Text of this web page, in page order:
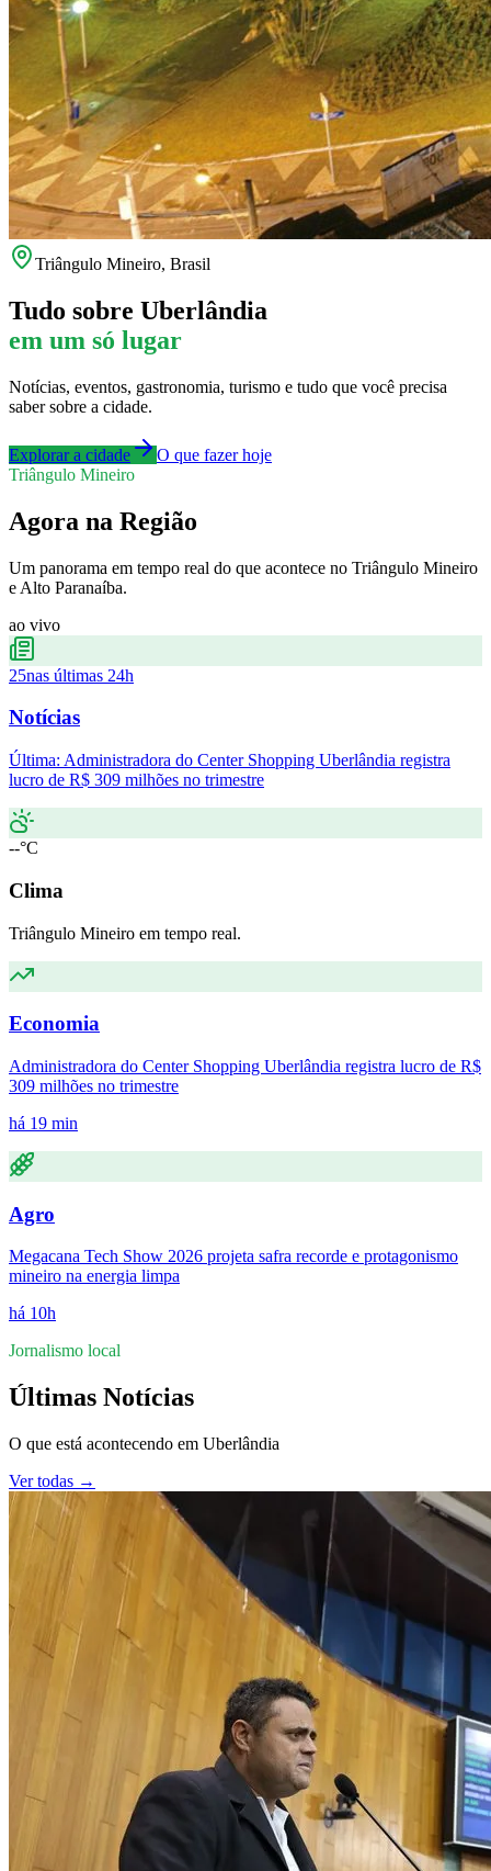
Triângulo Mineiro, Brasil
Tudo sobre Uberlândia
em um só lugar
Notícias, eventos, gastronomia, turismo e tudo que você precisa
saber sobre a cidade.
Explorar a cidade
O que fazer hoje
Triângulo Mineiro
Agora na Região
Um panorama em tempo real do que acontece no Triângulo Mineiro
e Alto Paranaíba.
ao vivo
25nas últimas 24h
Notícias
Última: Administradora do Center Shopping Uberlândia registra
lucro de R$ 309 milhões no trimestre
--°C
Clima
Triângulo Mineiro em tempo real.
Economia
Administradora do Center Shopping Uberlândia registra lucro de R$
309 milhões no trimestre
há 19 min
Agro
Megacana Tech Show 2026 projeta safra recorde e protagonismo
mineiro na energia limpa
há 10h
Jornalismo local
Últimas Notícias
O que está acontecendo em Uberlândia
Ver todas →